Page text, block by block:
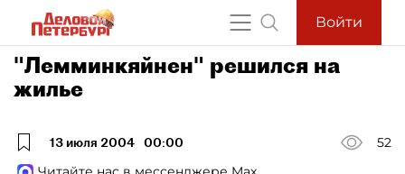
Войти
"Лемминкяйнен" решился на
жилье
13 июля 2004 00:00
52